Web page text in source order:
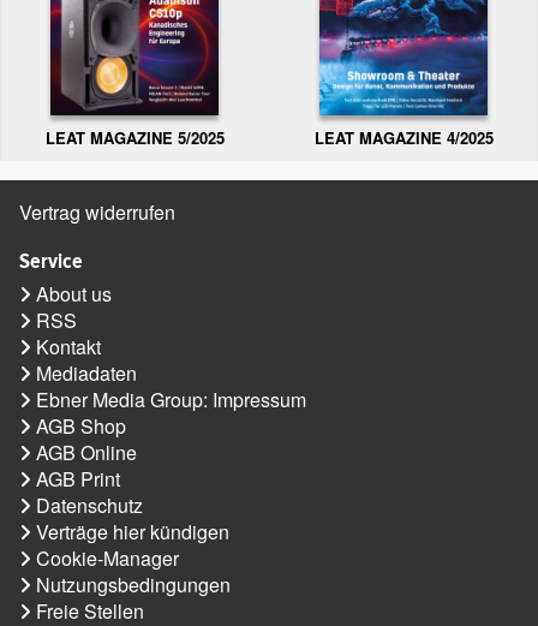
LEAT MAGAZINE 5/2025 LEAT MAGAZINE 4/2025
Vertrag widerrufen
Service
About us
RSS
Kontakt
Mediadaten
Ebner Media Group: Impressum
AGB Shop
AGB Online
AGB Print
Datenschutz
Verträge hier kündigen
Cookie-Manager
Nutzungsbedingungen
Freie Stellen